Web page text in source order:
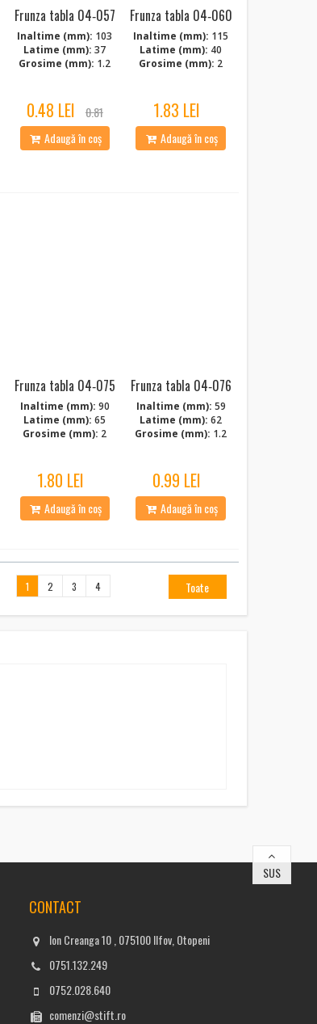
Frunza tabla 04‑057
Inaltime (mm): 103
Latime (mm): 37
Grosime (mm): 1.2
0.48 LEI
0.81
Adaugă în coș
Frunza tabla 04‑060
Inaltime (mm): 115
Latime (mm): 40
Grosime (mm): 2
1.83 LEI
Adaugă în coș
Frunza tabla 04‑075
Inaltime (mm): 90
Latime (mm): 65
Grosime (mm): 2
1.80 LEI
Adaugă în coș
Frunza tabla 04‑076
Inaltime (mm): 59
Latime (mm): 62
Grosime (mm): 1.2
0.99 LEI
Adaugă în coș
1 2 3 4 Toate
SUS
CONTACT
Ion Creanga 10 , 075100 Ilfov, Otopeni
0751.132.249
0752.028.640
comenzi@stift.ro